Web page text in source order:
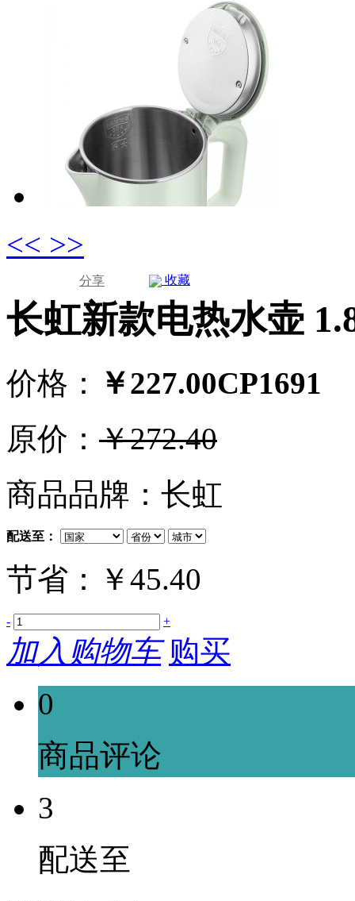
<< >>
分享 收藏
长虹新款电热水壶
价格： ￥227.00CP1691
原价： ￥272.40
商品品牌：长虹
配送至：
节省：￥45.40
- +
加入购物车 购买
0
商品评论
3
配送至